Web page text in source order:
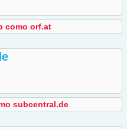
como orf.at
subcentral.de